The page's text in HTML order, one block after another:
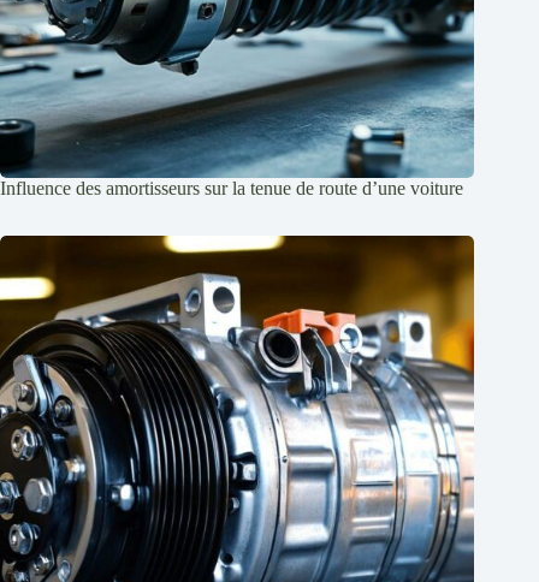
Influence des amortisseurs sur la tenue de route d’une voiture